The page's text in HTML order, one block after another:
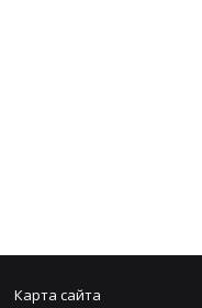
Карта сайта